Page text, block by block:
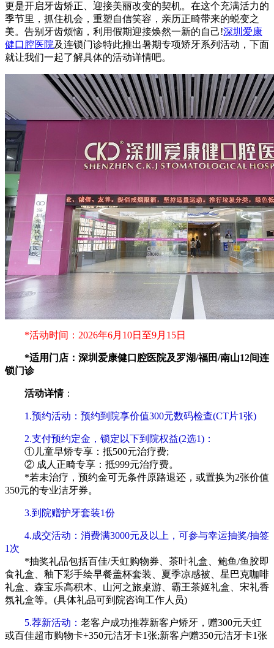
更是开启牙齿矫正、迎接美丽改变的契机。在这个充满活力的
季节里，抓住机会，重塑自信笑容，亲历正畸带来的蜕变之
美。告别牙齿烦恼，利用假期迎接焕然一新的自己!深圳爱康
健口腔医院及连锁门诊特此推出暑期专项矫牙系列活动，下面
就让我们一起了解具体的活动详情吧。
*活动时间：2026年6月10日至9月15日
*适用门店：深圳爱康健口腔医院及罗湖/福田/南山12间连
锁门诊
活动详情：
1.预约活动：预约到院享价值300元数码检查(CT片1张)
2.支付预约定金，锁定以下到院权益(2选1)：
①儿童早矫专享：抵500元治疗费;
② 成人正畸专享：抵999元治疗费。
*若未治疗，预约金可无条件原路退还，或置换为2张价值
350元的专业洁牙券。
3.到院赠护牙套装1份
4.成交活动：消费满3000元及以上，可参与幸运抽奖/抽签
1次
*抽奖礼品包括百佳/天虹购物券、茶叶礼盒、鲍鱼/鱼胶即
食礼盒、釉下彩手绘早餐盖杯套装、夏季凉感被、星巴克咖啡
礼盒、森宝乐高积木、山河之旅桌游、霸王茶姬礼盒、宋礼香
氛礼盒等。(具体礼品可到院咨询工作人员)
5.荐新活动： 老客户成功推荐新客户矫牙，赠300元天虹
或百佳超市购物卡+350元洁牙卡1张;新客户赠350元洁牙卡1张